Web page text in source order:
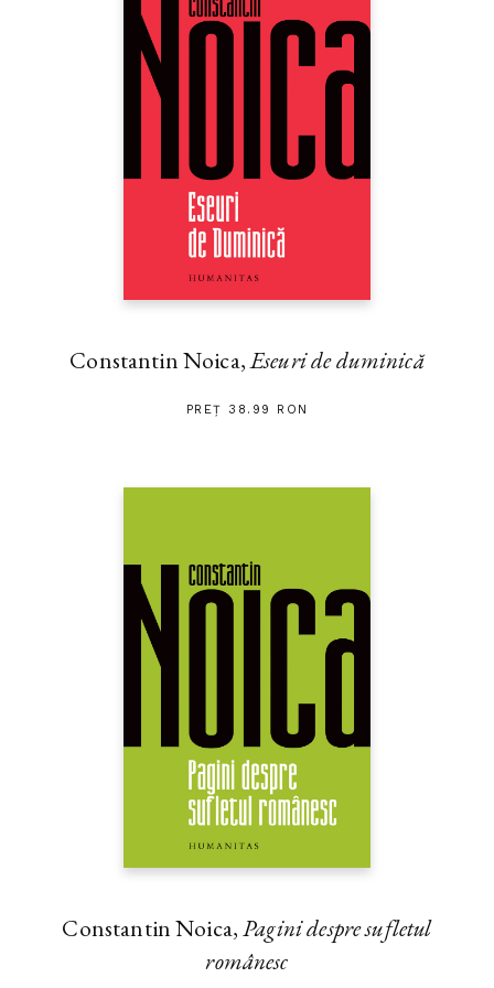
Constantin Noica,Eseuri de duminică
PREȚ 38.99 RON
Constantin Noica,Pagini despre sufletul
românesc